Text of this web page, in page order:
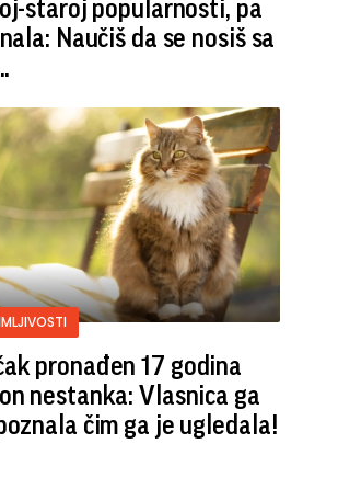
staroj popularnosti, pa
Naučiš da se nosiš sa
pronađen 17 godina
nestanka: Vlasnica ga
čim ga je ugledala!